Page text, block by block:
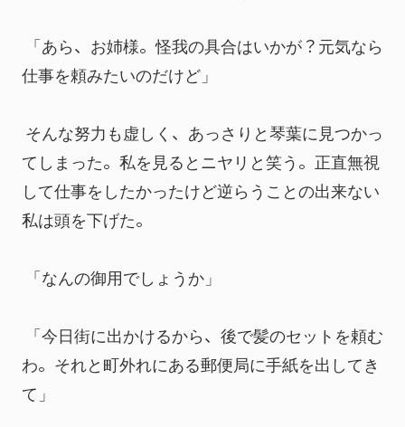
「あら、お姉様。怪我の具合はいかが？元気なら
仕事を頼みたいのだけど」
そんな努力も虚しく、あっさりと琴葉に見つかっ
てしまった。私を見るとニヤリと笑う。正直無視
して仕事をしたかったけど逆らうことの出来ない
私は頭を下げた。
「なんの御用でしょうか」
「今日街に出かけるから、後で髪のセットを頼む
わ。それと町外れにある郵便局に手紙を出してき
て」